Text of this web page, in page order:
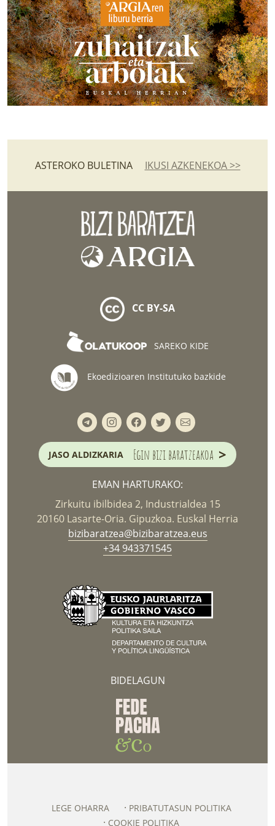
ASTEROKO BULETINA IKUSI AZKENEKOA >>
CC BY-SA
SAREKO KIDE
Ekoedizioaren Institutuko bazkide
JASO ALDIZKARIA Egin bizi baratzeakoa >
EMAN HARTURAKO:
Zirkuitu ibilbidea 2, Industrialdea 15
20160 Lasarte-Oria. Gipuzkoa. Euskal Herria
bizibaratzea@bizibaratzea.eus
+34 943371545
BIDELAGUN
LEGE OHARRA
PRIBATUTASUN POLITIKA
COOKIE POLITIKA